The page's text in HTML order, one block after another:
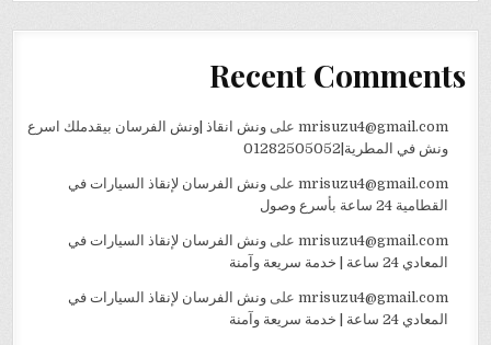
Recent Comments
mrisuzu4@gmail.comعلى ونش انقاذ |ونش الفرسان بيقدملك اسرع
ونش في المطرية|01282505052
mrisuzu4@gmail.comعلى ونش الفرسان لإنقاذ السيارات في
القطامية 24 ساعة بأسرع وصول
mrisuzu4@gmail.comعلى ونش الفرسان لإنقاذ السيارات في
المعادي 24 ساعة | خدمة سريعة وآمنة
mrisuzu4@gmail.comعلى ونش الفرسان لإنقاذ السيارات في
المعادي 24 ساعة | خدمة سريعة وآمنة